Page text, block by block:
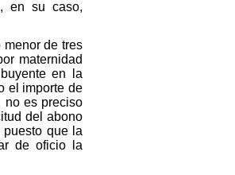
en su caso,
de tres
maternidad
en la
el importe de
no es preciso
del abono
que la
de oficio la